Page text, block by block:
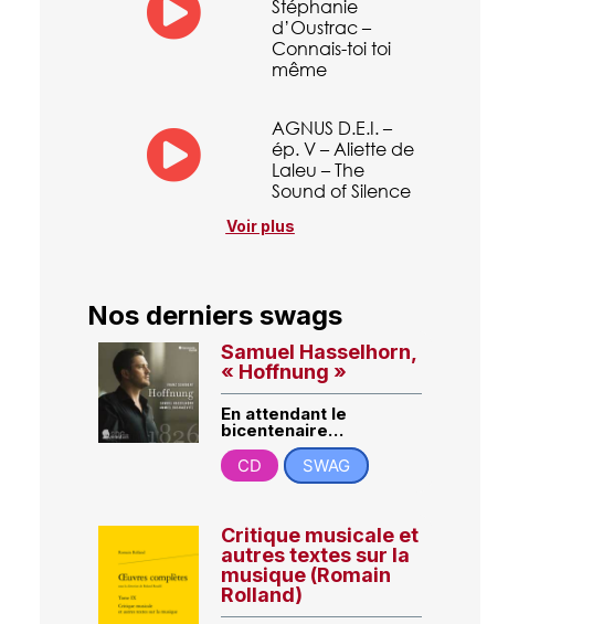
Stéphanie
d’Oustrac –
Connais-toi toi
même
AGNUS D.E.I. –
ép. V – Aliette de
Laleu – The
Sound of Silence
Voir plus
Nos derniers swags
Samuel Hasselhorn,
« Hoffnung »
En attendant le
bicentenaire…
CD
SWAG
Critique musicale et
autres textes sur la
musique (Romain
Rolland)